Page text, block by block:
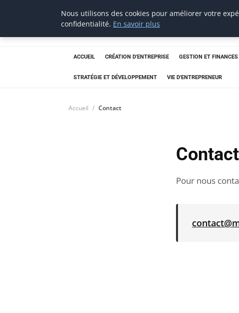
Macsym
ACCUEIL CRÉATION D'ENTREPRISE GESTION ET FINANCES
STRATÉGIE ET DÉVELOPPEMENT VIE D'ENTREPRENEUR
Accueil Contact
Contact
Pour nous
Nous utilisons des cookies pour améliorer votre
confidentialité. En savoir plus